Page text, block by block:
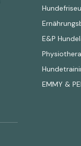
E&P
EMMY &